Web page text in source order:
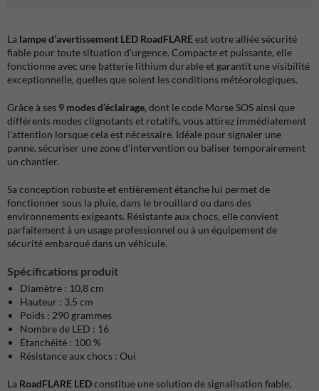
La lampe d’avertissement LED RoadFLAREest votre alliée sécurité
fiable pour toute situation d’urgence. Compacte et puissante, elle
fonctionne avec une batterie lithium durable et garantit une visibilité
exceptionnelle, quelles que soient les conditions météorologiques.
Grâce à ses 9 modes d’éclairage, dont le code Morse SOS ainsi que
différents modes clignotants et rotatifs, vous attirez immédiatement
l’attention lorsque cela est nécessaire. Idéale pour signaler une
panne, sécuriser une zone d’intervention ou baliser temporairement
un chantier.
Sa conception robuste et entièrement étanche lui permet de
fonctionner sous la pluie, dans le brouillard ou dans des
environnements exigeants. Résistante aux chocs, elle convient
parfaitement à un usage professionnel ou à un équipement de
sécurité embarqué dans un véhicule.
Spécifications produit
Diamètre : 10,8 cm
Hauteur : 3,5 cm
Poids : 290 grammes
Nombre de LED : 16
Étanchéité : 100 %
Résistance aux chocs : Oui
La RoadFLARE LEDconstitue une solution de signalisation fiable,